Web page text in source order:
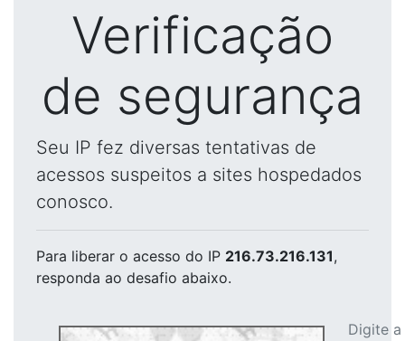
Verificação
de segurança
Seu IP fez diversas tentativas de
acessos suspeitos a sites hospedados
conosco.
Para liberar o acesso do IP 216.73.216.131,
responda ao desafio abaixo.
Digite